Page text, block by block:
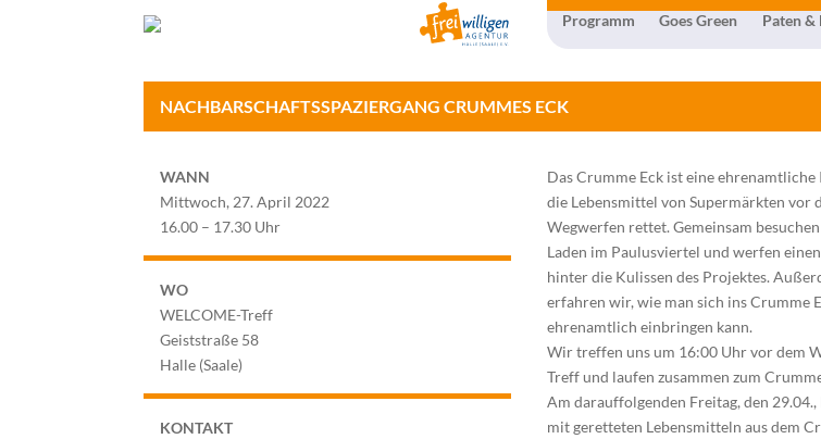
Programm Goes Green Paten &
NACHBARSCHAFTSSPAZIERGANG CRUMMES ECK
WANN
Mittwoch, 27. April 2022
16.00 – 17.30 Uhr
WO
WELCOME-Treff
Geiststraße 58
Halle (Saale)
KONTAKT
Das Crumme Eck ist eine
die Lebensmittel von Supermärkten vor
Wegwerfen rettet. Gemeinsam
Laden im Paulusviertel und werfen
hinter die Kulissen des Projektes.
erfahren wir, wie man sich ins Crumme
ehrenamtlich einbringen kann.
Wir treffen uns um 16:00 Uhr vor dem
Treff und laufen zusammen zum
Am darauffolgenden Freitag, den
mit geretteten Lebensmitteln aus dem